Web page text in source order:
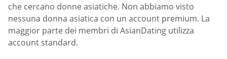
che cercano donne asiatiche. Non abbiamo visto
nessuna donna asiatica con un account premium. La
maggior parte dei membri di AsianDating utilizza
account standard.